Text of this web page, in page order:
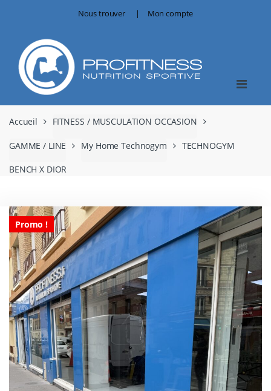
Nous trouver Mon compte
Accueil FITNESS / MUSCULATION OCCASION
GAMME / LINE My Home Technogym TECHNOGYM
BENCH X DIOR
Promo !